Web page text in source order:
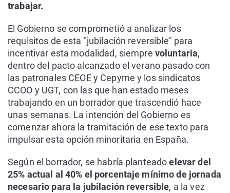
trabajar.
El Gobierno se comprometió a analizar los
requisitos de esta "jubilación reversible" para
incentivar esta modalidad, siempre voluntaria,
dentro del pacto alcanzado el verano pasado con
las patronales CEOE y Cepyme y los sindicatos
CCOO y UGT, con las que han estado meses
trabajando en un borrador que trascendió hace
unas semanas. La intención del Gobierno es
comenzar ahora la tramitación de ese texto para
impulsar esta opción minoritaria en España.
Según el borrador, se habría planteadoelevar del
25% actual al 40% el porcentaje mínimo de jornada
necesario para la jubilación reversible, a la vez